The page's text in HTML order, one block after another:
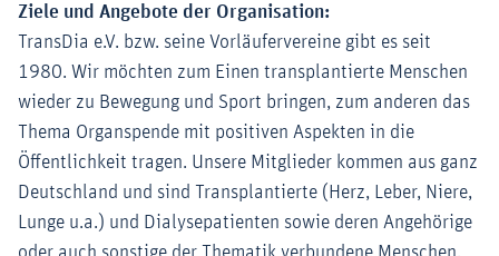
Ziele und Angebote der Organisation:
TransDia e.V. bzw. seine Vorläufervereine gibt es seit
1980. Wir möchten zum Einen transplantierte Menschen
wieder zu Bewegung und Sport bringen, zum anderen das
Thema Organspende mit positiven Aspekten in die
Öffentlichkeit tragen. Unsere Mitglieder kommen aus ganz
Deutschland und sind Transplantierte (Herz, Leber, Niere,
Lunge u.a.) und Dialysepatienten sowie deren Angehörige